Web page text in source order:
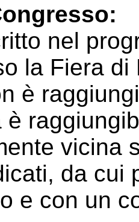
nel
la Fiera di
è
è
vicina
da cui
e con un